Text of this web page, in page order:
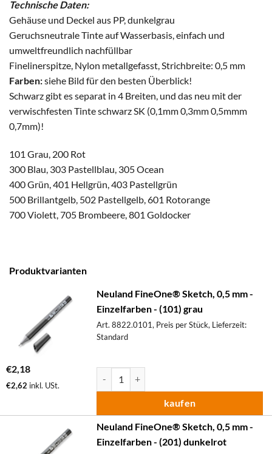
Technische Daten:
Gehäuse und Deckel aus PP, dunkelgrau
Geruchsneutrale Tinte auf Wasserbasis, einfach und
umweltfreundlich nachfüllbar
Finelinerspitze, Nylon metallgefasst, Strichbreite: 0,5 mm
Farben:siehe Bild für den besten Überblick!
Schwarz gibt es separat in 4 Breiten, und das neu mit der
verwischfesten Tinte schwarz SK (0,1mm 0,3mm 0,5mmm
0,7mm)!
101 Grau, 200 Rot
300 Blau, 303 Pastellblau, 305 Ocean
400 Grün, 401 Hellgrün, 403 Pastellgrün
500 Brillantgelb, 502 Pastellgelb, 601 Rotorange
700 Violett, 705 Brombeere, 801 Goldocker
Produktvarianten
Neuland FineOne® Sketch, 0,5 mm -
Einzelfarben - (101) grau
Art. 8822.0101, Preis per Stück, Lieferzeit:
Standard
€2,18
€2,62 inkl. USt.
kaufen
Neuland FineOne® Sketch, 0,5 mm -
Einzelfarben - (201) dunkelrot